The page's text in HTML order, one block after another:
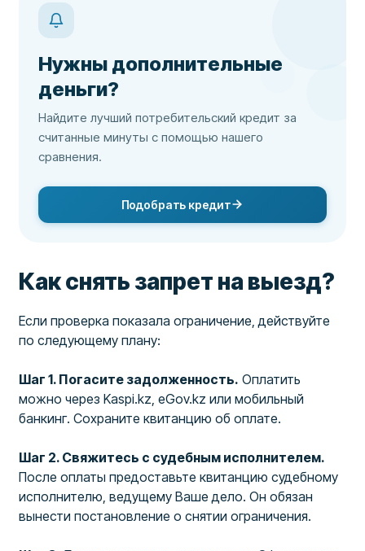
Нужны дополнительные
деньги?
Найдите лучший потребительский кредит за
считанные минуты с помощью нашего
сравнения.
Подобрать кредит
Как снять запрет на выезд?
Если проверка показала ограничение, действуйте
по следующему плану:
Шаг 1. Погасите задолженность. Оплатить
можно через Kaspi.kz, eGov.kz или мобильный
банкинг. Сохраните квитанцию об оплате.
Шаг 2. Свяжитесь с судебным исполнителем.
После оплаты предоставьте квитанцию судебному
исполнителю, ведущему Ваше дело. Он обязан
вынести постановление о снятии ограничения.